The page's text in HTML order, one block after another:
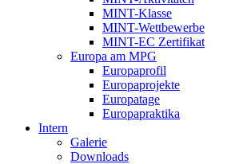
MINT-Klasse
MINT-Wettbewerbe
MINT-EC Zertifikat
Europa am MPG
Europaprofil
Europaprojekte
Europatage
Europapraktika
Intern
Galerie
Downloads